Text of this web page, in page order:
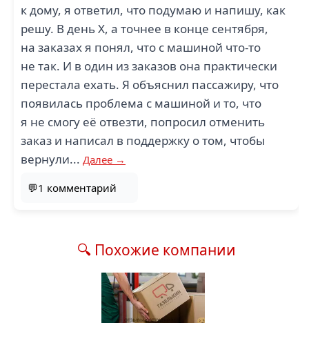
к дому, я ответил, что подумаю и напишу, как
решу. В день Х, а точнее в конце сентября,
на заказах я понял, что с машиной что-то
не так. И в один из заказов она практически
перестала ехать. Я объяснил пассажиру, что
появилась проблема с машиной и то, что
я не смогу её отвезти, попросил отменить
заказ и написал в поддержку о том, чтобы
вернули... Далее →
💬1 комментарий
🔍 Похожие компании